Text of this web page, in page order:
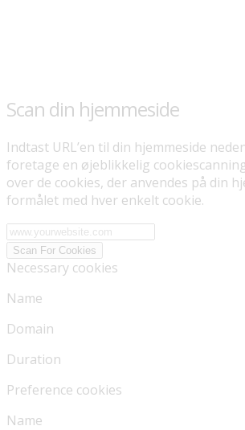
Scan din hjemmeside
Indtast URL’en til din hjemmeside
foretage en øjeblikkelig
over de cookies, der anvendes på din
formålet med hver enkelt cookie.
Scan For Cookies
Necessary cookies
Name
Domain
Duration
Preference cookies
Name